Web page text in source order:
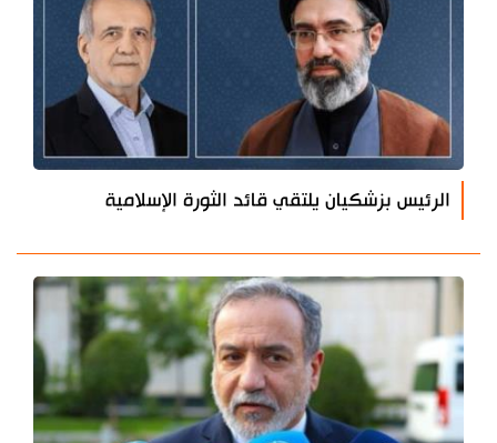
الرئيس بزشكيان يلتقي قائد الثورة الإسلامية